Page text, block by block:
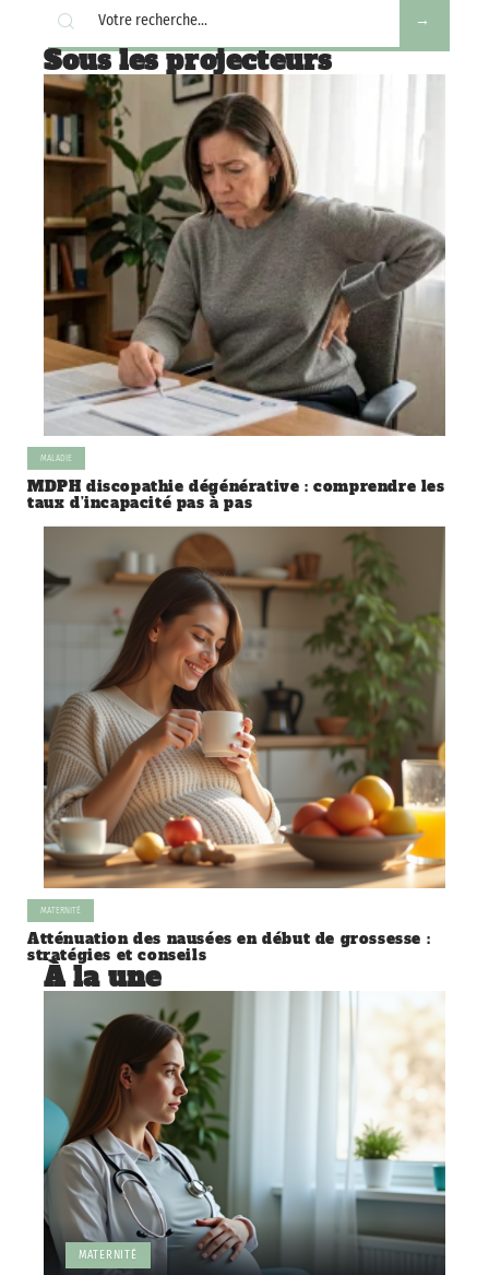
Sous les projecteurs
MALADIE
MDPH discopathie dégénérative : comprendre les
taux d’incapacité pas à pas
MATERNITÉ
Atténuation des nausées en début de grossesse :
stratégies et conseils
À la une
MATERNITÉ